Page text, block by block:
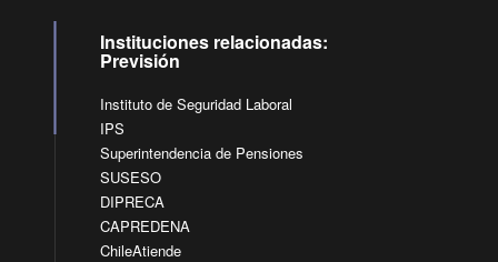
Instituciones relacionadas:
Previsión
Instituto de Seguridad Laboral
IPS
Superintendencia de Pensiones
SUSESO
DIPRECA
CAPREDENA
ChileAtiende